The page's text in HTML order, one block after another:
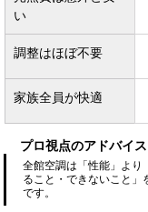
い
調整はほぼ不要
家族全員が快適
プロ視点のアドバイス
全館空調は「性能」より
ること・できないこと」
です。